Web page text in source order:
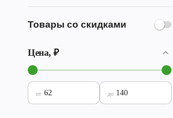
Товары со скидками
Цена, ₽
от до